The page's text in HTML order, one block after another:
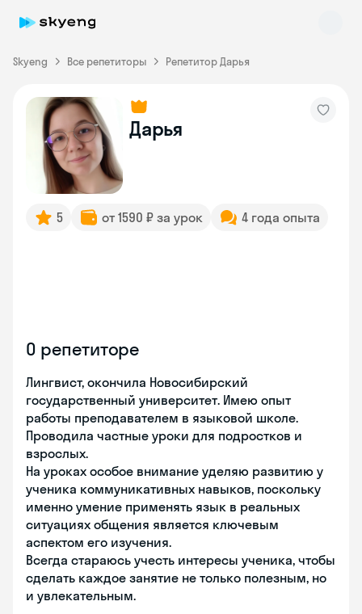
Skyeng Все репетиторы Репетитор Дарья
Дарья
5 от 1590 ₽ за урок 4 года опыта
О репетиторе
Лингвист, окончила Новосибирский
государственный университет. Имею опыт
работы преподавателем в языковой школе.
Проводила частные уроки для подростков и
взрослых.
На уроках особое внимание уделяю развитию у
ученика коммуникативных навыков, поскольку
именно умение применять язык в реальных
ситуациях общения является ключевым
аспектом его изучения.
Всегда стараюсь учесть интересы ученика, чтобы
сделать каждое занятие не только полезным, но
и увлекательным.
Skyeng Chat
online